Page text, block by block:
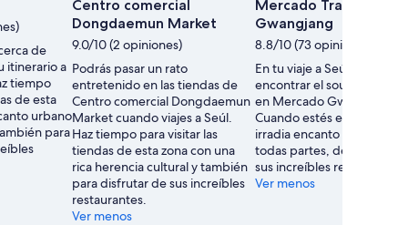
de
itinerario a
tiempo
de esta
urbano
para
Centro comercial
Dongdaemun Market
9.0/10 (2 opiniones)
Podrás pasar un rato
entretenido en las tiendas de
Centro comercial Dongdaemun
Market cuando viajes a Seúl.
Haz tiempo para visitar las
tiendas de esta zona con una
rica herencia cultural y también
para disfrutar de sus increíbles
restaurantes.
Ver menos
Mercado Tradicional
Gwangjang
8.8/10 (73 opiniones)
En tu viaje a Seúl, podrás
encontrar el souvenir
en Mercado Gwangjang.
Cuando estés en esta
irradia encanto urbano por
todas partes, déjate
sus increíbles restaurantes.
Ver menos